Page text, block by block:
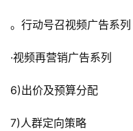
。行动号召视频广告系列
·视频再营销广告系列
6)出价及预算分配
7)人群定向策略